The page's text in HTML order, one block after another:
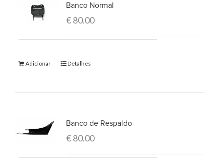
Banco Normal
€80.00
Adicionar Detalhes
Banco de Respaldo
€80.00